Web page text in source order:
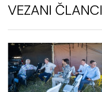
VEZANI ČLANCI